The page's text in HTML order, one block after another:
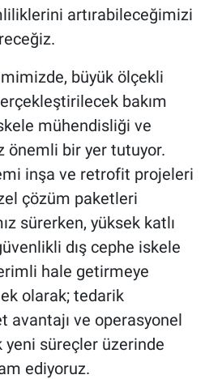
artırabileceğimizi
büyük ölçekli
bakım
mühendisliği ve
önemli bir yer tutuyor.
inşa ve retrofit projeleri
çözüm paketleri
sürerken, yüksek katlı
dış cephe iskele
hale getirmeye
olarak; tedarik
avantajı ve operasyonel
süreçler üzerinde
ediyoruz.